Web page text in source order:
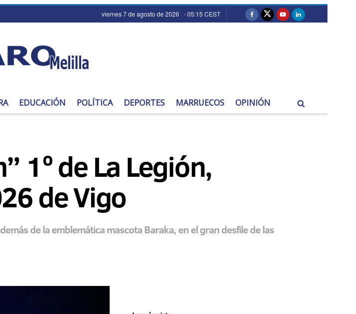
viernes 7 de agosto de 2026 - 05:15 CEST
EDUCACIÓN POLÍTICA DEPORTES MARRUECOS OPINIÓN
1º de La Legión,
de Vigo
de la emblemática mascota Baraka, en el gran desfile de las